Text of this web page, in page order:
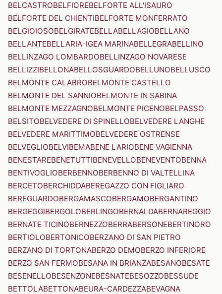
BELCASTROBELFIOREBELFORTE ALL'ISAURO
BELFORTE DEL CHIENTIBELFORTE MONFERRATO
BELGIOIOSOBELGIRATEBELLABELLAGIOBELLANO
BELLANTEBELLARIA-IGEA MARINABELLEGRABELLINO
BELLINZAGO LOMBARDOBELLINZAGO NOVARESE
BELLIZZIBELLONABELLOSGUARDOBELLUNOBELLUSCO
BELMONTE CALABROBELMONTE CASTELLO
BELMONTE DEL SANNIOBELMONTE IN SABINA
BELMONTE MEZZAGNOBELMONTE PICENOBELPASSO
BELSITOBELVEDERE DI SPINELLOBELVEDERE LANGHE
BELVEDERE MARITTIMOBELVEDERE OSTRENSE
BELVEGLIOBELVIBEMABENE LARIOBENE VAGIENNA
BENESTAREBENETUTTIBENEVELLOBENEVENTOBENNA
BENTIVOGLIOBERBENNOBERBENNO DI VALTELLINA
BERCETOBERCHIDDABEREGAZZO CON FIGLIARO
BEREGUARDOBERGAMASCOBERGAMOBERGANTINO
BERGEGGIBERGOLOBERLINGOBERNALDABERNAREGGIO
BERNATE TICINOBERNEZZOBERRABERSONEBERTINORO
BERTIOLOBERTONICOBERZANO DI SAN PIETRO
BERZANO DI TORTONABERZO DEMOBERZO INFERIORE
BERZO SAN FERMOBESANA IN BRIANZABESANOBESATE
BESENELLOBESENZONEBESNATEBESOZZOBESSUDE
BETTOLABETTONABEURA-CARDEZZABEVAGNA